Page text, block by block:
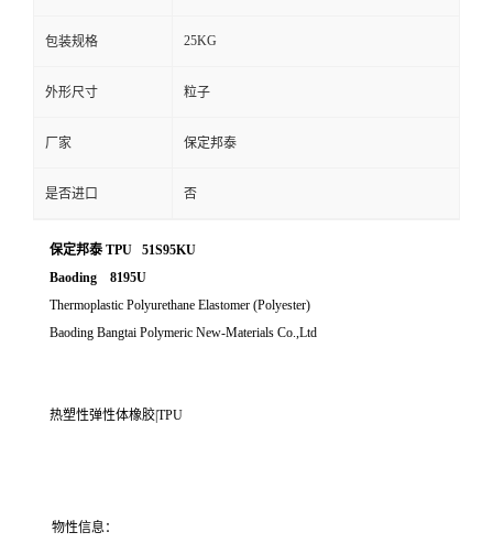
包装规格 25KG
外形尺寸 粒子
厂家 保定邦泰
是否进口 否
保定邦泰 TPU 51S95KU
Baoding 8195U
Thermoplastic Polyurethane Elastomer (Polyester)
Baoding Bangtai Polymeric New-Materials Co.,Ltd
热塑性弹性体橡胶|TPU
物性信息：